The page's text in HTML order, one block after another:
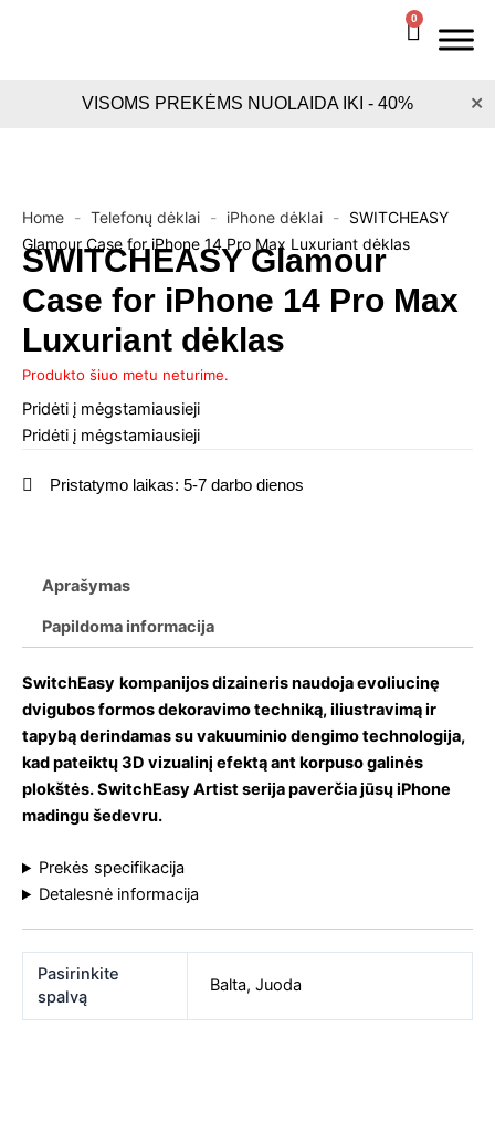
0 Cart
VISOMS PREKĖMS NUOLAIDA IKI - 40% ×
Home - Telefonų dėklai - iPhone dėklai - SWITCHEASY
Glamour Case for iPhone 14 Pro Max Luxuriant dėklas
SWITCHEASY Glamour
Case for iPhone 14 Pro Max
Luxuriant dėklas
Produkto šiuo metu neturime.
Pridėti į mėgstamiausieji
Pridėti į mėgstamiausieji
Pristatymo laikas: 5-7 darbo dienos
Aprašymas
Papildoma informacija
SwitchEasy kompanijos dizaineris naudoja evoliucinę
dvigubos formos dekoravimo techniką, iliustravimą ir
tapybą derindamas su vakuuminio dengimo technologija,
kad pateiktų 3D vizualinį efektą ant korpuso galinės
plokštės. SwitchEasy Artist serija paverčia jūsų iPhone
madingu šedevru.
Prekės specifikacija
Detalesnė informacija
Pasirinkite
spalvą
Balta, Juoda